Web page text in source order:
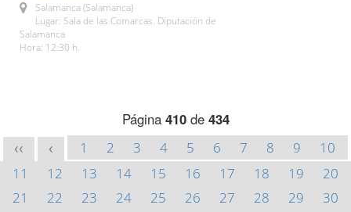
Salamanca (Salamanca)
Lugar: Sala de las Comarcas. Diputación de
Salamanca
Hora: 12:30 h.
Página 410de 434
<< < 1 2 3 4 5 6 7 8 9
10
11
12 13 14 15 16 17 18 19
20
21
22 23 24 25 26 27 28 29
30